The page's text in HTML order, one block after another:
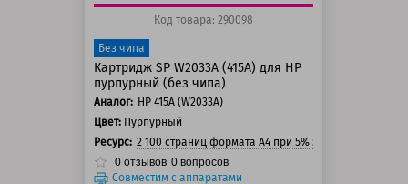
Код товара: 290098
Без чипа
Картридж SP W2033A (415A) для HP
пурпурный (без чипа)
Аналог: HP 415A (W2033A)
Цвет: Пурпурный
Ресурс: 2 100 страниц формата А4 при 5% заполнении
0 отзывов 0 вопросов
Совместим с аппаратами